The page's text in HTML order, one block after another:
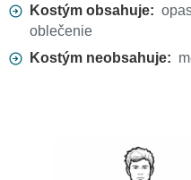
Kostým obsahuje:
oblečenie
Kostým neobsahuje: